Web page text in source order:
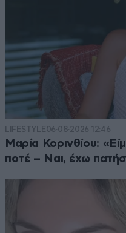
LIFESTYLE06·08·2026 12:46
Μαρία Κορινθίου:
ποτέ – Ναι, έχω